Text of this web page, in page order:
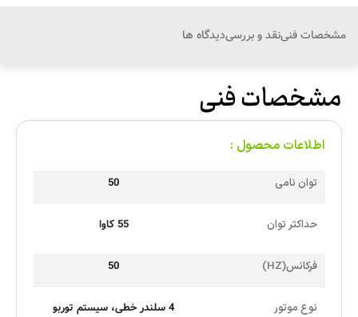
مشخصات فنینقد و بررسیدیدگاه ها
مشخصات فنی
اطلاعات محصول :
توان نامی 50
حداکثر توان 55 کاوا
فرکانس(HZ) 50
نوع موتور
4 سلندر خطی، سیستم توربو